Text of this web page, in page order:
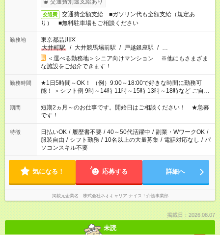
交通費別途支給あり
交通費
交通費全額支給 ■ガソリン代も全額支給（規定あ
り） ■無料駐車場もご相談ください
勤務地
東京都品川区
大井町駅
/ 大井競馬場前駅 / 戸越銀座駅 / …
＜選べる勤務地＞シニア向けマンション ※他にもさまざま
な施設をご紹介できます！
勤務時間
★1日5時間～OK！ （例）9:00～18:00で好きな時間に勤務可
能！ ＞シフト例 9時～14時 11時～15時 13時～18時など ご自身
のご都合に合わせて勤務時間をご相談ください！ ★家庭の都合
でお休みや時間の調整が必要な場合も遠慮なくご相談くださ
い。
期間
短期2ヵ月～のお仕事です。開始日はご相談ください！ ★急募
です！
特徴 日払いOK / 履歴書不要 / 40～50代活躍中 / 副業・WワークOK /
服装自由 / シフト勤務 / 10名以上の大量募集 / 電話対応なし / パ
ソコンスキル不要
気になる！ 応募する 詳細へ
掲載元企業名 株式会社ネオキャリア ナイス！介護事業部
掲載日：2026.08.07
未読